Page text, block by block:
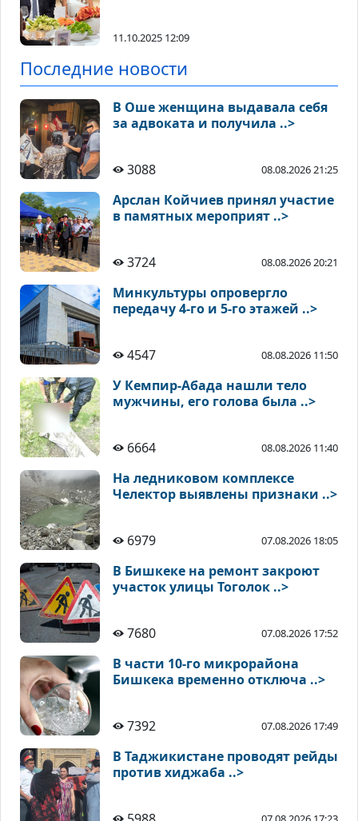
11.10.2025 12:09
Последние новости
В Оше женщина выдавала себя
за адвоката и получила ..>
3088 08.08.2026 21:25
Арслан Койчиев принял участие
в памятных мероприят ..>
3724 08.08.2026 20:21
Минкультуры опровергло
передачу 4-го и 5-го этажей ..>
4547 08.08.2026 11:50
У Кемпир-Абада нашли тело
мужчины, его голова была ..>
6664 08.08.2026 11:40
На ледниковом комплексе
Челектор выявлены признаки ..>
6979 07.08.2026 18:05
В Бишкеке на ремонт закроют
участок улицы Тоголок ..>
7680 07.08.2026 17:52
В части 10-го микрорайона
Бишкека временно отключа ..>
7392 07.08.2026 17:49
В Таджикистане проводят рейды
против хиджаба ..>